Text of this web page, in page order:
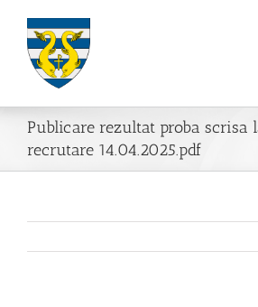
content
Publicare rezultat proba scrisa
recrutare 14.04.2025.pdf